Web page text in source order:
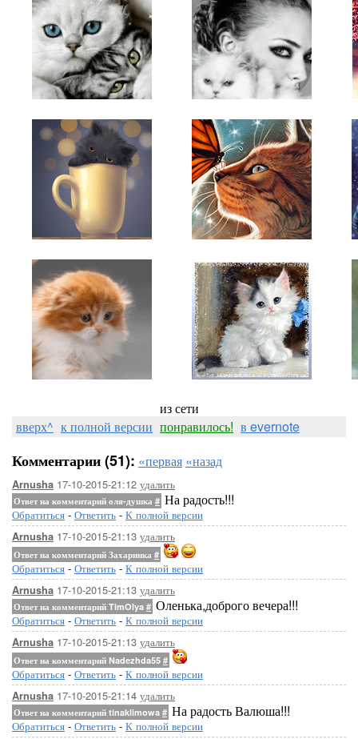
из сети
вверх^ к полной версии понравилось! в evernote
Комментарии (51): «первая «назад
Arnusha 17-10-2015-21:12 удалить
Ответ на комментарий оля-душка # На радость!!!
Обратиться - Ответить - К полной версии
Arnusha 17-10-2015-21:13 удалить
Ответ на комментарий Захаринка #
Обратиться - Ответить - К полной версии
Arnusha 17-10-2015-21:13 удалить
Ответ на комментарий TimOlya # Оленька,доброго вечера!!!
Обратиться - Ответить - К полной версии
Arnusha 17-10-2015-21:13 удалить
Ответ на комментарий Nadezhda55 #
Обратиться - Ответить - К полной версии
Arnusha 17-10-2015-21:14 удалить
Ответ на комментарий tinaklimowa # На радость Валюша!!!
Обратиться - Ответить - К полной версии